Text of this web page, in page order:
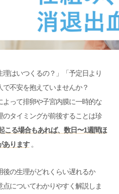
理はいつくるの？」「予定日より
不安を抱えていませんか？
って排卵や子宮内膜に一時的な
タイミングが前後することは珍
こる場合もあれば、数日〜1週間ほ
あります。
後の生理がどれくらい遅れるか
についてわかりやすく解説しま